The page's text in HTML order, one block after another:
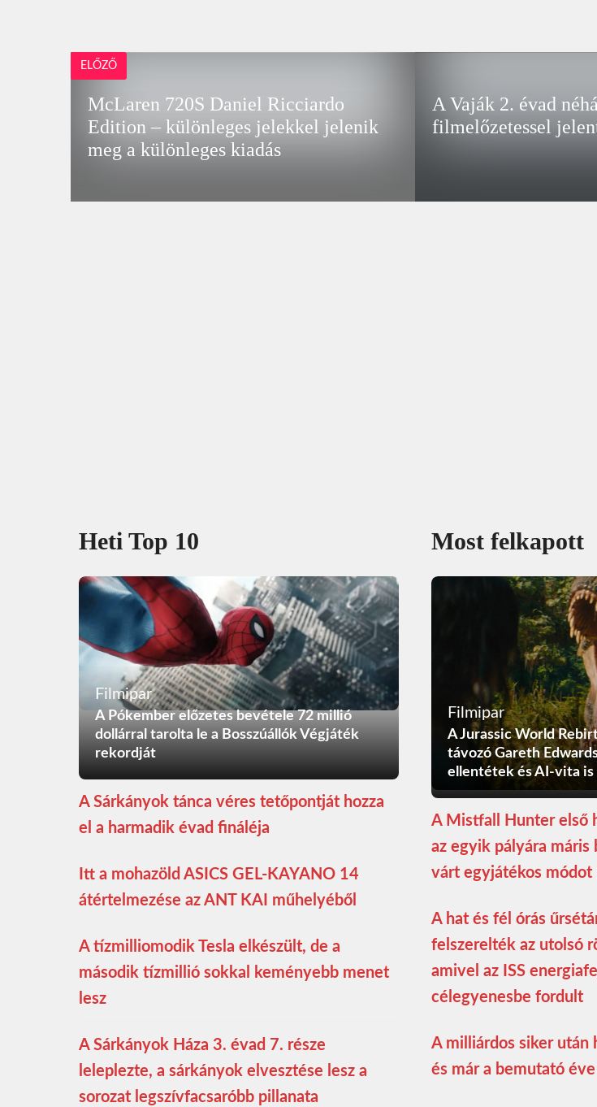
ELŐZŐ
McLaren 720S Daniel Ricciardo
Edition – különleges jelekkel jelenik
meg a különleges kiadás
A Vaják 2. évad
filmelőzetessel
Heti Top 10
Filmipar
A Pókember előzetes bevétele 72 millió
dollárral tarolta le a Bosszúállók Végjáték
rekordját
A Sárkányok tánca véres tetőpontját hozza
el a harmadik évad fináléja
Itt a mohazöld ASICS GEL-KAYANO 14
átértelmezése az ANT KAI műhelyéből
A tízmilliomodik Tesla elkészült, de a
második tízmillió sokkal keményebb menet
lesz
A Sárkányok Háza 3. évad 7. része
leleplezte, a sárkányok elvesztése lesz a
sorozat legszívfacsaróbb pillanata
Most felkapott
Filmipar
A Jurassic World
távozó Gareth
ellentétek és AI-vita is
A Mistfall Hunter első
az egyik pályára máris
várt egyjátékos módot
A hat és fél órás
felszerelték az utolsó
amivel az ISS
célegyenesbe fordult
A milliárdos siker után
és már a bemutató